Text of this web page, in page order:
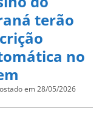
terão
no
em 28/05/2026